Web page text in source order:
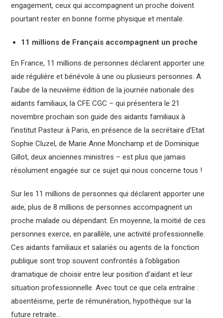
engagement, ceux qui accompagnent un proche doivent
pourtant rester en bonne forme physique et mentale.
11 millions de Français accompagnent un proche
En France, 11 millions de personnes déclarent apporter une
aide régulière et bénévole à une ou plusieurs personnes. A
l’aube de la neuvième édition de la journée nationale des
aidants familiaux, la CFE CGC – qui présentera le 21
novembre prochain son guide des aidants familiaux à
l’institut Pasteur à Paris, en présence de la secrétaire d’Etat
Sophie Cluzel, de Marie Anne Monchamp et de Dominique
Gillot, deux anciennes ministres – est plus que jamais
résolument engagée sur ce sujet qui nous concerne tous !
Sur les 11 millions de personnes qui déclarent apporter une
aide, plus de 8 millions de personnes accompagnent un
proche malade ou dépendant. En moyenne, la moitié de ces
personnes exerce, en parallèle, une activité professionnelle.
Ces aidants familiaux et salariés ou agents de la fonction
publique sont trop souvent confrontés à l’obligation
dramatique de choisir entre leur position d’aidant et leur
situation professionnelle. Avec tout ce que cela entraîne :
absentéisme, perte de rémunération, hypothèque sur la
future retraite…